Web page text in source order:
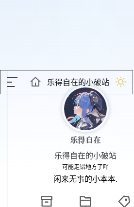
乐得自在的小破站
乐得自在
乐得自在的小破站
可能走错地方了吖
闲来无事的小本本.